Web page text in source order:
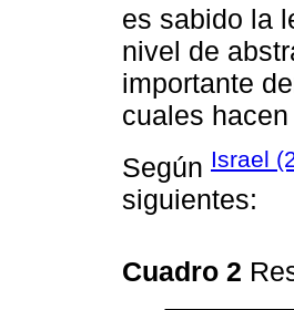
es sabido la
nivel de
importante
cuales
Según Israel
siguientes:
Cuadro 2